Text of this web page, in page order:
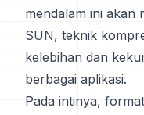
mendalam ini
SUN, teknik
kelebihan dan
berbagai aplikasi.
Pada intinya,